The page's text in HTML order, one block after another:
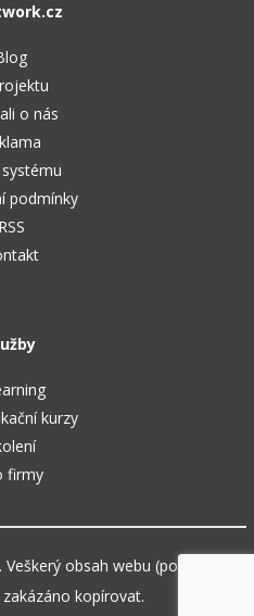
o nás
podmínky
RSS
kurzy
firmy
obsah webu (pokud není
kopírovat.